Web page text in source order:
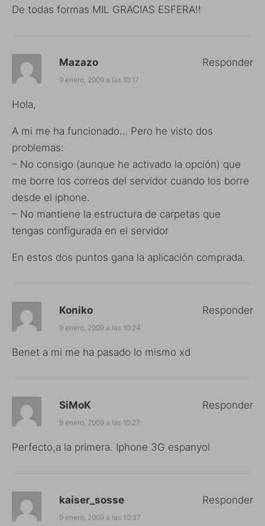
De todas formas MIL GRACIAS ESFERA!!
Mazazo
9 enero, 2009 a las 10:17
Hola,
A mi me ha funcionado… Pero he visto dos
problemas:
– No consigo (aunque he activado la opción) que
me borre los correos del servidor cuando los borre
desde el iphone.
– No mantiene la estructura de carpetas que
tengas configurada en el servidor
En estos dos puntos gana la aplicación comprada.
Responder
Koniko
9 enero, 2009 a las 10:24
Benet a mi me ha pasado lo mismo xd
Responder
SiMoK
9 enero, 2009 a las 10:27
Perfecto,a la primera. Iphone 3G espanyol
Responder
kaiser_sosse
9 enero, 2009 a las 10:37
Responder